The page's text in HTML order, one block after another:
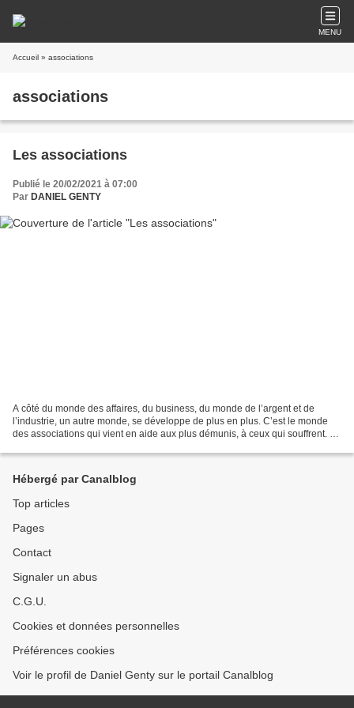
MENU
Accueil » associations
associations
Les associations
Publié le 20/02/2021 à 07:00
Par DANIEL GENTY
A côté du monde des affaires, du business, du monde de l’argent et de
l’industrie, un autre monde, se développe de plus en plus. C’est le monde
des associations qui vient en aide aux plus démunis, à ceux qui souffrent. Le
Hébergé par Canalblog
Top articles
Pages
Contact
Signaler un abus
C.G.U.
Cookies et données personnelles
Préférences cookies
Voir le profil de Daniel Genty sur le portail Canalblog